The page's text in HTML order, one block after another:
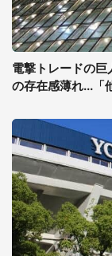
電撃トレードの
の存在感薄れ...「